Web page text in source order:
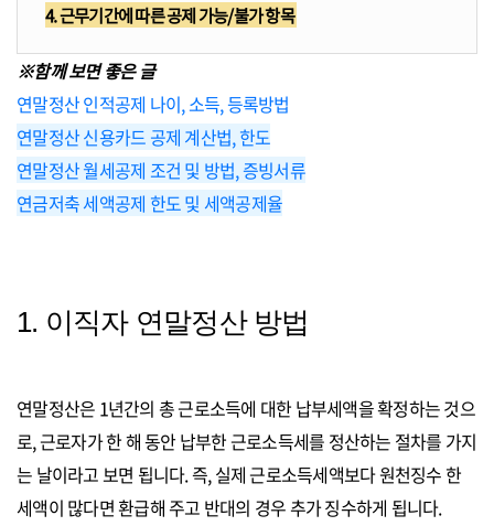
4.근무기간에 따른 공제 가능/불가 항목
※함께 보면 좋은 글
연말정산 인적공제 나이, 소득, 등록방법
연말정산 신용카드 공제 계산법, 한도
연말정산 월세공제 조건 및 방법, 증빙서류
연금저축 세액공제 한도 및 세액공제율
1. 이직자 연말정산 방법
연말정산은 1년간의 총 근로소득에 대한 납부세액을 확정하는 것으
로,근로자가 한 해 동안 납부한 근로소득세를 정산하는 절차를 가지
는 날이라고 보면 됩니다. 즉,실제 근로소득세액보다 원천징수 한
세액이 많다면 환급해 주고 반대의 경우 추가 징수하게 됩니다.